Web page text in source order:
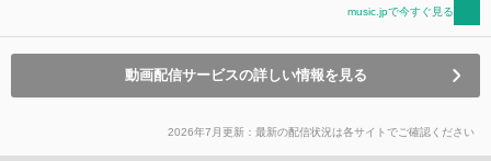
music.jpで今すぐ見る
動画配信サービスの詳しい情報を見る
2026年7月更新：最新の配信状況は各サイトでご確認ください